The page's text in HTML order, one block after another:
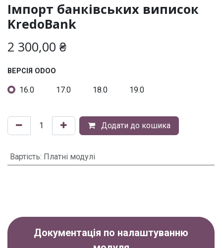
Імпорт банківських виписок
KredoBank
2 300,00 ₴
ВЕРСІЯ ODOO
16.0 17.0 18.0 19.0
Додати до кошика
Вартість: Платні модулі
Документація по налаштуванню